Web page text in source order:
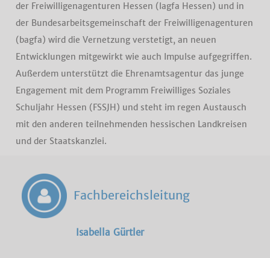
der Freiwilligenagenturen Hessen (lagfa Hessen) und in
der Bundesarbeitsgemeinschaft der Freiwilligenagenturen
(bagfa) wird die Vernetzung verstetigt, an neuen
Entwicklungen mitgewirkt wie auch Impulse aufgegriffen.
Außerdem unterstützt die Ehrenamtsagentur das junge
Engagement mit dem Programm Freiwilliges Soziales
Schuljahr Hessen (FSSJH) und steht im regen Austausch
mit den anderen teilnehmenden hessischen Landkreisen
und der Staatskanzlei.
Fachbereichsleitung
Isabella Gürtler